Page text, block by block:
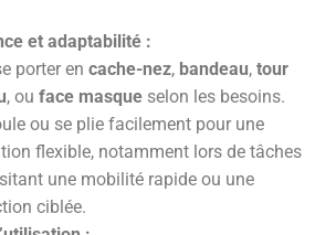
et adaptabilité :
porter en cache-nez, bandeau, tour
, ou face masque selon les besoins.
ou se plie facilement pour une
flexible, notamment lors de tâches
une mobilité rapide ou une
ciblée.